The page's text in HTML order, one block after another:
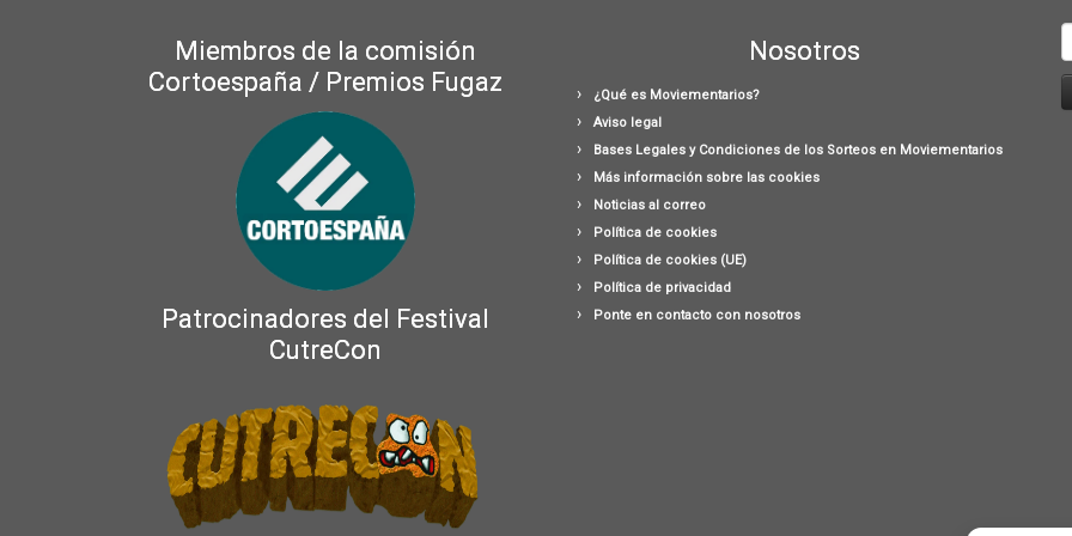
Miembros de la comisión
Cortoespaña / Premios Fugaz
Patrocinadores del Festival
CutreCon
Nosotros
¿Qué es Moviementarios?
Aviso legal
Bases Legales y Condiciones de los Sorteos en Moviementarios
Más información sobre las cookies
Noticias al correo
Política de cookies
Política de cookies (UE)
Política de privacidad
Ponte en contacto con nosotros